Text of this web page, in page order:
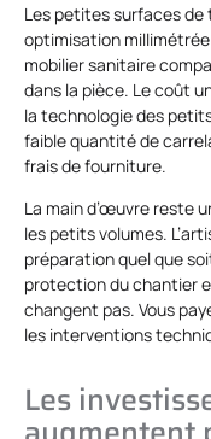
Les petites surfaces
optimisation millimétrée
mobilier sanitaire
dans la pièce. Le coût
la technologie des
faible quantité de
frais de fourniture.
La main d’œuvre reste
les petits volumes.
préparation quel que
protection du chantier
changent pas. Vous
les interventions
Les